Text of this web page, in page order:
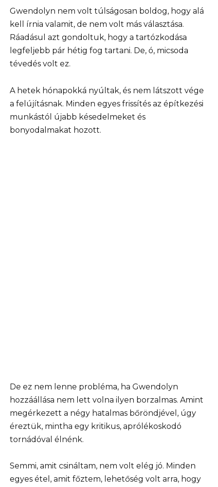
Gwendolyn nem volt túlságosan boldog, hogy alá
kell írnia valamit, de nem volt más választása.
Ráadásul azt gondoltuk, hogy a tartózkodása
legfeljebb pár hétig fog tartani. De, ó, micsoda
tévedés volt ez.
A hetek hónapokká nyúltak, és nem látszott vége
a felújításnak. Minden egyes frissítés az építkezési
munkástól újabb késedelmeket és
bonyodalmakat hozott.
De ez nem lenne probléma, ha Gwendolyn
hozzáállása nem lett volna ilyen borzalmas. Amint
megérkezett a négy hatalmas bőröndjével, úgy
éreztük, mintha egy kritikus, aprólékoskodó
tornádóval élnénk.
Semmi, amit csináltam, nem volt elég jó. Minden
egyes étel, amit főztem, lehetőség volt arra, hogy